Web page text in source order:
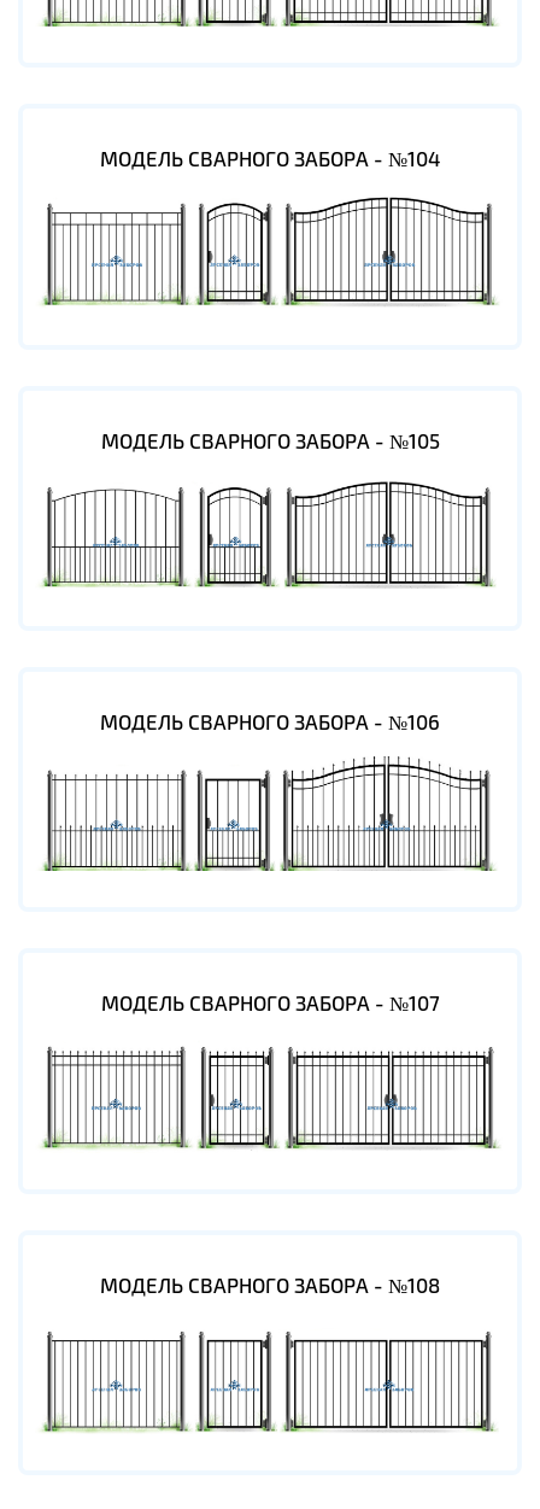
МОДЕЛЬ СВАРНОГО ЗАБОРА - №104
МОДЕЛЬ СВАРНОГО ЗАБОРА - №105
МОДЕЛЬ СВАРНОГО ЗАБОРА - №106
МОДЕЛЬ СВАРНОГО ЗАБОРА - №107
МОДЕЛЬ СВАРНОГО ЗАБОРА - №108